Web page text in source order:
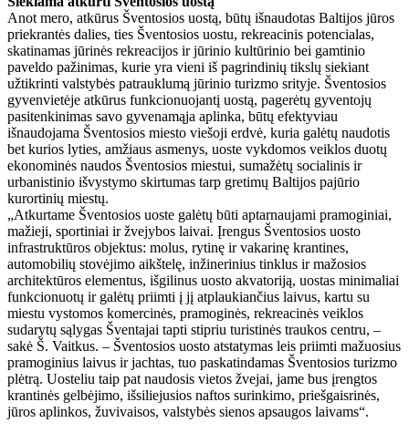
Anot mero, atkūrus Šventosios uostą, būtų išnaudotas Baltijos jūros
priekrantės dalies, ties Šventosios uostu, rekreacinis potencialas,
skatinamas jūrinės rekreacijos ir jūrinio kultūrinio bei gamtinio
paveldo pažinimas, kurie yra vieni iš pagrindinių tikslų siekiant
užtikrinti valstybės patrauklumą jūrinio turizmo srityje. Šventosios
gyvenvietėje atkūrus funkcionuojantį uostą, pagerėtų gyventojų
pasitenkinimas savo gyvenamąja aplinka, būtų efektyviau
išnaudojama Šventosios miesto viešoji erdvė, kuria galėtų naudotis
bet kurios lyties, amžiaus asmenys, uoste vykdomos veiklos duotų
ekonominės naudos Šventosios miestui, sumažėtų socialinis ir
urbanistinio išvystymo skirtumas tarp gretimų Baltijos pajūrio
kurortinių miestų.
„Atkurtame Šventosios uoste galėtų būti aptarnaujami pramoginiai,
mažieji, sportiniai ir žvejybos laivai. Įrengus Šventosios uosto
infrastruktūros objektus: molus, rytinę ir vakarinę krantines,
automobilių stovėjimo aikštelę, inžinerinius tinklus ir mažosios
architektūros elementus, išgilinus uosto akvatoriją, uostas minimaliai
funkcionuotų ir galėtų priimti į jį atplaukiančius laivus, kartu su
miestu vystomos komercinės, pramoginės, rekreacinės veiklos
sudarytų sąlygas Šventajai tapti stipriu turistinės traukos centru, –
sakė Š. Vaitkus. – Šventosios uosto atstatymas leis priimti mažuosius
pramoginius laivus ir jachtas, tuo paskatindamas Šventosios turizmo
plėtrą. Uosteliu taip pat naudosis vietos žvejai, jame bus įrengtos
krantinės gelbėjimo, išsiliejusios naftos surinkimo, priešgaisrinės,
jūros aplinkos, žuvivaisos, valstybės sienos apsaugos laivams“.